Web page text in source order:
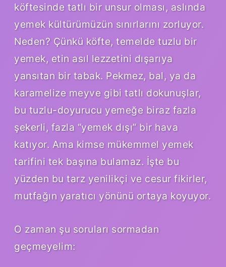
köftesinde tatlı bir unsur olması, aslında
yemek kültürümüzün sınırlarını zorluyor.
Neden? Çünkü köfte, temelde tuzlu bir
yemek, etin asıl lezzetini dışarıya
yansıtan bir tabak. Pekmez, bal, ya da
karamelize meyve gibi tatlı dokunuşlar,
bu tuzlu-doyurucu yemeğe biraz fazla
şekerli, fazla “yemek dışı” bir hava
katıyor. Ama kimse mükemmel yemek
tarifini tek başına bulamaz. İşte bu
yüzden bu tarz yenilikçi ve cesur fikirler,
mutfağın yaratıcı yönünü ortaya koyuyor.
O zaman şu soruları sormadan
geçmeyelim: